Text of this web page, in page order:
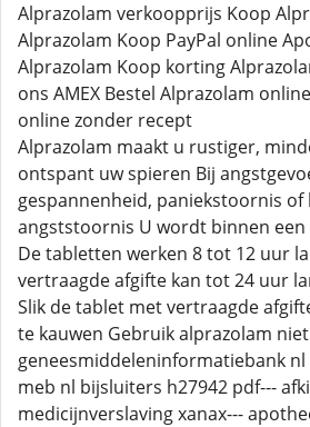
Alprazolam verkoopprijs Koop
Alprazolam Koop PayPal online
Alprazolam Koop korting
ons AMEX Bestel Alprazolam
online zonder recept
Alprazolam maakt u rustiger,
ontspant uw spieren Bij
gespannenheid, paniekstoornis of
angststoornis U wordt binnen
De tabletten werken 8 tot 12 uur
vertraagde afgifte kan tot 24 uur
Slik de tablet met vertraagde
te kauwen Gebruik alprazolam
geneesmiddeleninformatiebank nl
meb nl bijsluiters h27942 pdf---
medicijnverslaving xanax---